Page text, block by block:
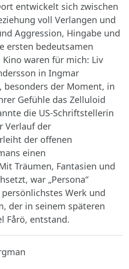
entwickelt sich zwischen
voll Verlangen und
Aggression, Hingabe und
ersten bedeutsamen
waren für mich: Liv
in Ingmar
besonders der Moment, in
Gefühle das Zelluloid
die US-Schriftstellerin
Verlauf der
der offenen
einen
Träumen, Fantasien und
war „Persona“
Werk und
der in seinem späteren
Fårö, entstand.